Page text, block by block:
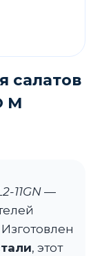
салатов
M
11GN —
, этот